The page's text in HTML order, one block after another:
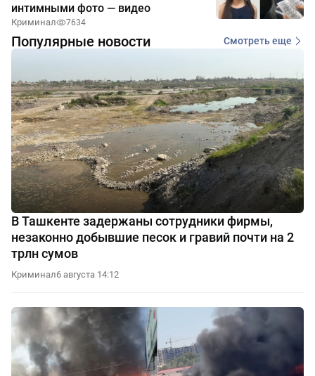
интимными фото — видео
Криминал 7634
Популярные новости Смотреть еще
В Ташкенте задержаны сотрудники фирмы,
незаконно добывшие песок и гравий почти на 2
трлн сумов
Криминал6 августа 14:12